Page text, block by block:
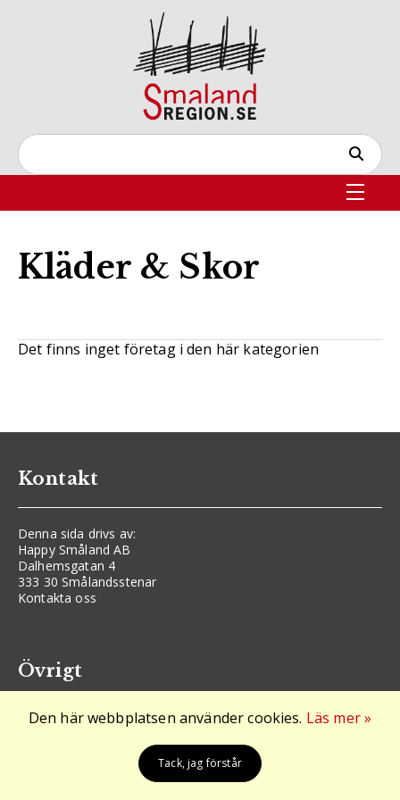
Kläder & Skor
Det finns inget företag i den här kategorien
Kontakt
Denna sida drivs av:
Happy Småland AB
Dalhemsgatan 4
333 30 Smålandsstenar
Kontakta oss
Övrigt
Logga in
Den här webbplatsen använder cookies. Läs mer »
Tack, jag förstår